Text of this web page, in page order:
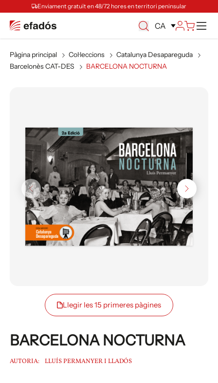
Enviament gratuït en 48/72 hores en territori peninsular
CA
Pàgina principal Col·leccions
Catalunya Desapareguda
Barcelonès CAT-DES
BARCELONA NOCTURNA
Llegir les 15 primeres pàgines
BARCELONA NOCTURNA
AUTORIA: LLUÍS PERMANYER I LLADÓS